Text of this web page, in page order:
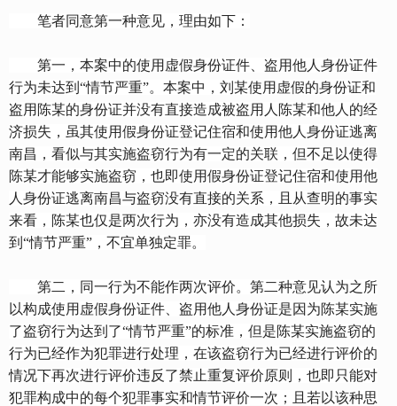
笔者同意第一种意见，理由如下：
第一，本案中的使用虚假身份证件、盗用他人身份证件
行为未达到“情节严重”。本案中，刘某使用虚假的身份证和
盗用陈某的身份证并没有直接造成被盗用人陈某和他人的经
济损失，虽其使用假身份证登记住宿和使用他人身份证逃离
南昌，看似与其实施盗窃行为有一定的关联，但不足以使得
陈某才能够实施盗窃，也即使用假身份证登记住宿和使用他
人身份证逃离南昌与盗窃没有直接的关系，且从查明的事实
来看，陈某也仅是两次行为，亦没有造成其他损失，故未达
到“情节严重”，不宜单独定罪。
第二，同一行为不能作两次评价。第二种意见认为之所
以构成使用虚假身份证件、盗用他人身份证是因为陈某实施
了盗窃行为达到了“情节严重”的标准，但是陈某实施盗窃的
行为已经作为犯罪进行处理，在该盗窃行为已经进行评价的
情况下再次进行评价违反了禁止重复评价原则，也即只能对
犯罪构成中的每个犯罪事实和情节评价一次；且若以该种思